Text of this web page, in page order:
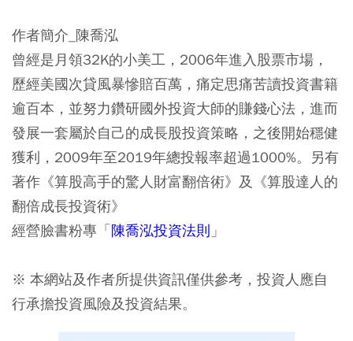
作者簡介_陳喬泓
曾經是月領32K的小美工，2006年進入股票市場，
歷經美國次貸風暴慘賠百萬，痛定思痛苦讀投資書籍
逾百本，並努力鑽研國外投資大師的賺錢心法，進而
發展一套屬於自己的成長股投資策略，之後開始穩健
獲利，2009年至2019年總投報率超過1000%。另有
著作《算股高手的驚人財富翻倍術》及《算股達人的
翻倍成長投資術》
經營臉書粉專「陳喬泓投資法則 」
※ 本網站及作者所提供資訊僅供參考，投資人應自
行承擔投資風險及投資結果。